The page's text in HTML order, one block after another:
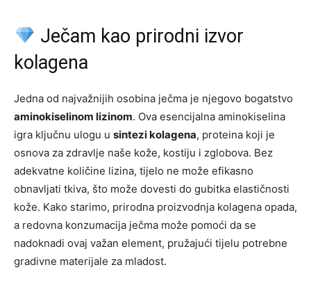
Ječam kao prirodni izvor
kolagena
Jedna od najvažnijih osobina ječma je njegovo bogatstvo
aminokiselinom lizinom. Ova esencijalna aminokiselina
igra ključnu ulogu u sintezi kolagena, proteina koji je
osnova za zdravlje naše kože, kostiju i zglobova. Bez
adekvatne količine lizina, tijelo ne može efikasno
obnavljati tkiva, što može dovesti do gubitka elastičnosti
kože. Kako starimo, prirodna proizvodnja kolagena opada,
a redovna konzumacija ječma može pomoći da se
nadoknadi ovaj važan element, pružajući tijelu potrebne
gradivne materijale za mladost.